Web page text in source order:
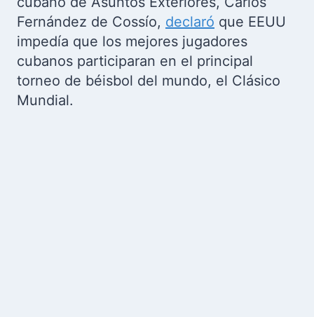
Fernández de Cossío, declaró que EEUU
impedía que los mejores jugadores
cubanos participaran en el principal
torneo de béisbol del mundo, el Clásico
Mundial.